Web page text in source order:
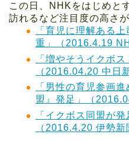
この日、NHKをはじめと
訪れるなど注目度の高さ
「育児に理解ある
重」（2016.4.19
「増やそうイクボス
（2016.04.20 中日
「男性の育児参画
盟』発足」（
「イクボス同盟が
（2016.4.20 伊勢新